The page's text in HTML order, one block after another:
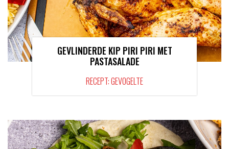
GEVLINDERDE KIP PIRI PIRI MET
PASTASALADE
RECEPT: GEVOGELTE